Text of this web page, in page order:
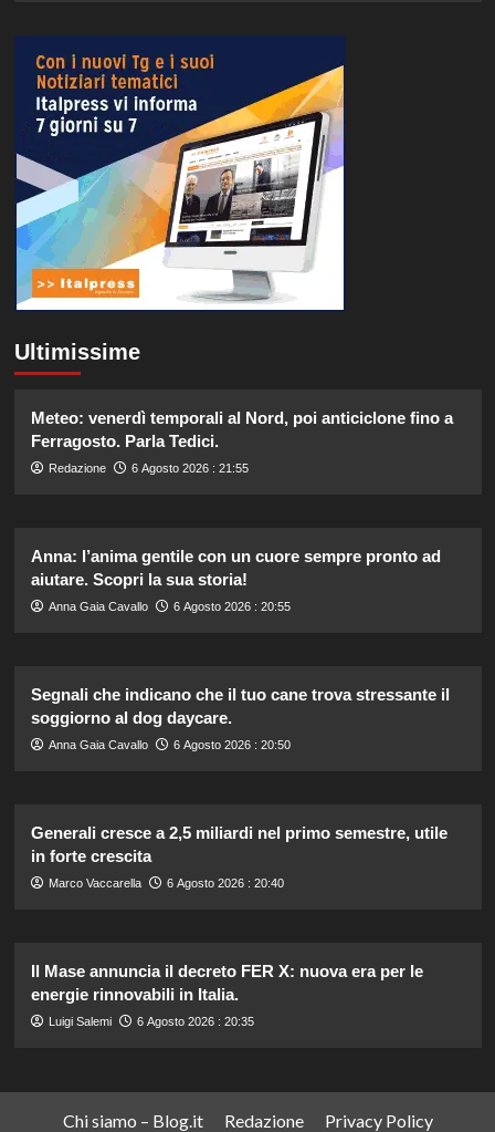
Ultimissime
Meteo: venerdì temporali al Nord, poi anticiclone fino a
Ferragosto. Parla Tedici.
Redazione 6 Agosto 2026 : 21:55
Anna: l’anima gentile con un cuore sempre pronto ad
aiutare. Scopri la sua storia!
Anna Gaia Cavallo 6 Agosto 2026 : 20:55
Segnali che indicano che il tuo cane trova stressante il
soggiorno al dog daycare.
Anna Gaia Cavallo 6 Agosto 2026 : 20:50
Generali cresce a 2,5 miliardi nel primo semestre, utile
in forte crescita
Marco Vaccarella 6 Agosto 2026 : 20:40
Il Mase annuncia il decreto FER X: nuova era per le
energie rinnovabili in Italia.
Luigi Salemi 6 Agosto 2026 : 20:35
Chi siamo – Blog.it Redazione Privacy Policy